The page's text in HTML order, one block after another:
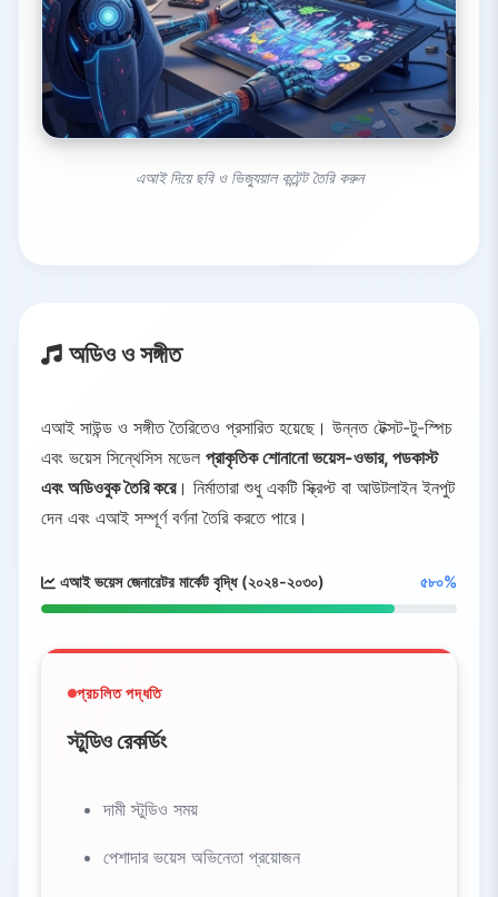
এআই দিয়ে ছবি ও ভিজ্যুয়াল কন্টেন্ট তৈরি করুন
অডিও ও সঙ্গীত
এআই সাউন্ড ও সঙ্গীত তৈরিতেও প্রসারিত হয়েছে। উন্নত টেক্সট-টু-স্পিচ
এবং ভয়েস সিন্থেসিস মডেল প্রাকৃতিক শোনানো ভয়েস-ওভার, পডকাস্ট
এবং অডিওবুক তৈরি করে। নির্মাতারা শুধু একটি স্ক্রিপ্ট বা আউটলাইন ইনপুট
দেন এবং এআই সম্পূর্ণ বর্ণনা তৈরি করতে পারে।
এআই ভয়েস জেনারেটর মার্কেট বৃদ্ধি (২০২৪-২০৩০) ৫৮০%
প্রচলিত পদ্ধতি
স্টুডিও রেকর্ডিং
দামী স্টুডিও সময়
পেশাদার ভয়েস অভিনেতা প্রয়োজন